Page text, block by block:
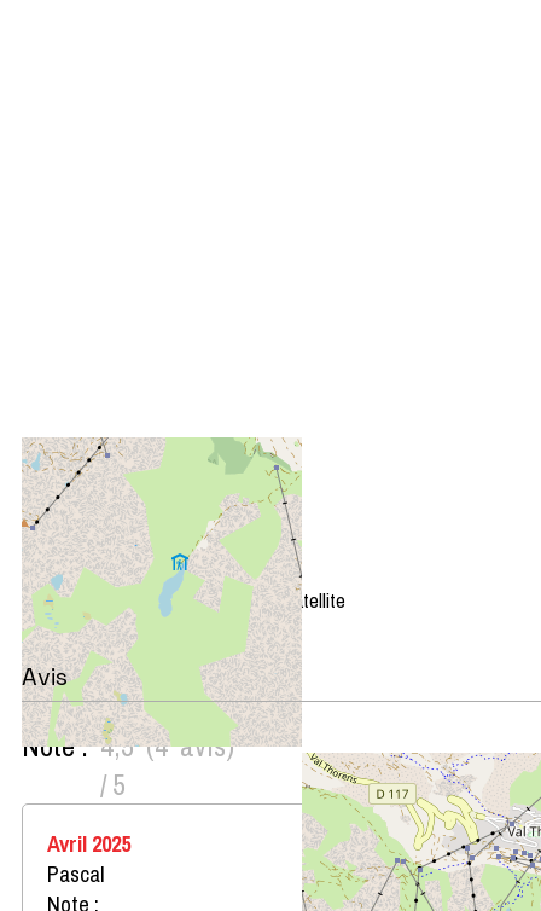
+−
OpenStreetMap
Streets
Satellite
Leaflet|©OpenStreetMap
Avis
Note : 4,5
/ 5
(4 avis)
Avril 2025
Pascal
Note :